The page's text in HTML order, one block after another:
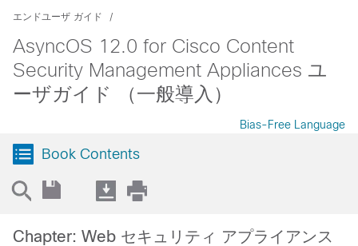
エンドユーザ ガイド
AsyncOS 12.0 for Cisco Content
Security Management Appliances ユ
ーザガイド （一般導入）
Bias-Free Language
Book Contents
Chapter: Web セキュリティ アプライアンス